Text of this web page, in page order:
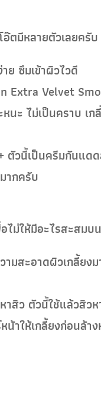
มีหลายตัวเลยครั
ย ซึมเข้าผิวไวดี
Extra Velvet
นะ ไม่เป็นคราบ เ
วนี้เป็นครีมกันแด
ากครับ
ไม่ให้มีอะไรสะสม
สะอาดผิวเกลี้ยงม
สิว ตัวนี้ใช้แล้วสิว
าให้เกลี้ยงก่อนล้า